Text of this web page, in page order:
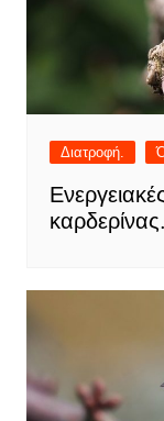
Διατροφή.
καρδερίνας.